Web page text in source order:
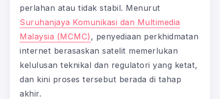
perlahan atau tidak stabil. Menurut
Suruhanjaya Komunikasi dan Multimedia
Malaysia (MCMC) , penyediaan perkhidmatan
internet berasaskan satelit memerlukan
kelulusan teknikal dan regulatori yang ketat,
dan kini proses tersebut berada di tahap
akhir.